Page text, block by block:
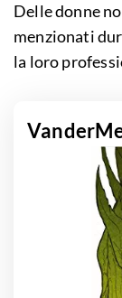
Delle donne
menzionati
la loro